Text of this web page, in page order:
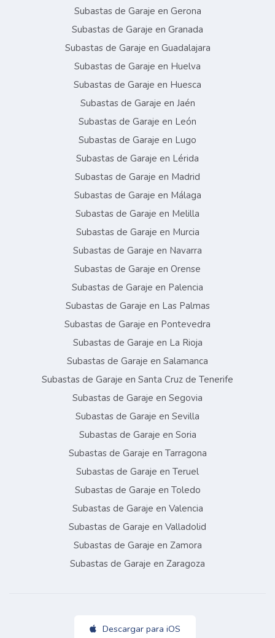
Subastas de Garaje en Gerona
Subastas de Garaje en Granada
Subastas de Garaje en Guadalajara
Subastas de Garaje en Huelva
Subastas de Garaje en Huesca
Subastas de Garaje en Jaén
Subastas de Garaje en León
Subastas de Garaje en Lugo
Subastas de Garaje en Lérida
Subastas de Garaje en Madrid
Subastas de Garaje en Málaga
Subastas de Garaje en Melilla
Subastas de Garaje en Murcia
Subastas de Garaje en Navarra
Subastas de Garaje en Orense
Subastas de Garaje en Palencia
Subastas de Garaje en Las Palmas
Subastas de Garaje en Pontevedra
Subastas de Garaje en La Rioja
Subastas de Garaje en Salamanca
Subastas de Garaje en Santa Cruz de Tenerife
Subastas de Garaje en Segovia
Subastas de Garaje en Sevilla
Subastas de Garaje en Soria
Subastas de Garaje en Tarragona
Subastas de Garaje en Teruel
Subastas de Garaje en Toledo
Subastas de Garaje en Valencia
Subastas de Garaje en Valladolid
Subastas de Garaje en Zamora
Subastas de Garaje en Zaragoza
Descargar para iOS